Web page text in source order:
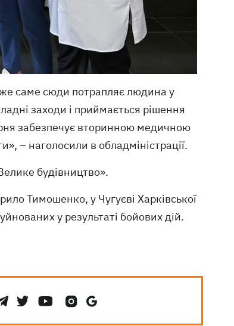
саме сюди потрапляє людина у
заходи і приймається рішення
забезпечує вторинною медичною
– наголосили в обладміністрації.
будівництво».
Тимошенко, у Чугуєві Харківської
у результаті бойових дій.